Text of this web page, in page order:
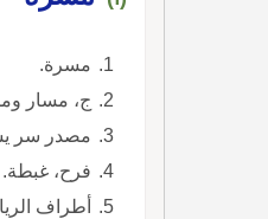
مسرة.
ج، مسار
مصدر سر
فرح، غبطة.
أطراف